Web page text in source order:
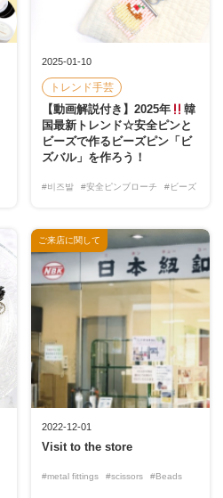
2025-01-10
トレンド手芸
【動画解説付き】2025年
韓
国最新トレンド☆安全ピンと
ビーズで作るビーズピン「ビ
ズバル」を作ろう！
#비즈발 #安全ピンブローチ #ビーズ
2022-12-01
Visit to the store
#metal fittings #scissors #Beads
ご来店に関して